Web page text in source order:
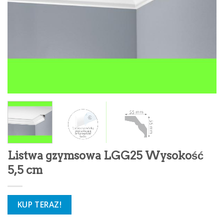
Listwa gzymsowa LGG25 Wysokość
5,5 cm
KUP TERAZ!